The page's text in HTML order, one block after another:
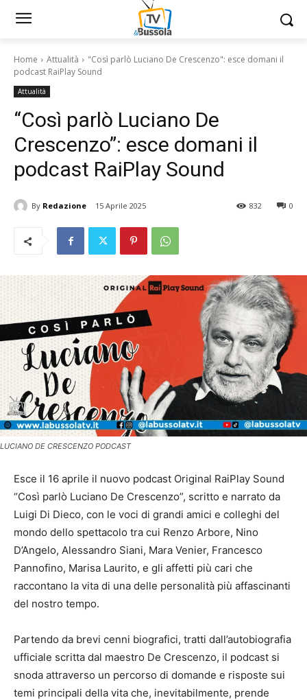
Home Attualità
"Così parlò Luciano De Crescenzo": esce domani il
podcast RaiPlay Sound
Attualità
“Così parlò Luciano De
Crescenzo”: esce domani il
podcast RaiPlay Sound
By Redazione 15 Aprile 2025 0
832
LUCIANO DE CRESCENZO PODCAST
Esce il 16 aprile il nuovo podcast Original RaiPlay Sound
“Così parlò Luciano De Crescenzo”, scritto e narrato da
Luigi Di Dieco, con le voci di grandi amici e colleghi del
mondo dello spettacolo tra cui Renzo Arbore, Nino
D’Angelo, Alessandro Siani, Mara Venier, Francesco
Pannofino, Marisa Laurito, e gli affetti più cari che
raccontano la vita di una delle personalità più affascinanti
del nostro tempo.
Partendo da brevi cenni biografici, tratti dall’autobiografia
ufficiale scritta dal maestro De Crescenzo, il podcast si
snoda attraverso un percorso di domande e risposte sui
temi principali della vita che, inevitabilmente, prende